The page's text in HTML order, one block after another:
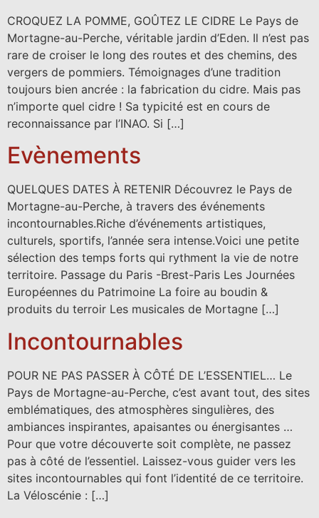
CROQUEZ LA POMME, GOÛTEZ LE CIDRE Le Pays de
Mortagne-au-Perche, véritable jardin d’Eden. Il n’est pas
rare de croiser le long des routes et des chemins, des
vergers de pommiers. Témoignages d’une tradition
toujours bien ancrée : la fabrication du cidre. Mais pas
n’importe quel cidre ! Sa typicité est en cours de
reconnaissance par l’INAO. Si […]
Evènements
QUELQUES DATES À RETENIR Découvrez le Pays de
Mortagne-au-Perche, à travers des événements
incontournables.Riche d’événements artistiques,
culturels, sportifs, l’année sera intense.Voici une petite
sélection des temps forts qui rythment la vie de notre
territoire. Passage du Paris -Brest-Paris Les Journées
Européennes du Patrimoine La foire au boudin &
produits du terroir Les musicales de Mortagne […]
Incontournables
POUR NE PAS PASSER À CÔTÉ DE L’ESSENTIEL… Le
Pays de Mortagne-au-Perche, c’est avant tout, des sites
emblématiques, des atmosphères singulières, des
ambiances inspirantes, apaisantes ou énergisantes …
Pour que votre découverte soit complète, ne passez
pas à côté de l’essentiel. Laissez-vous guider vers les
sites incontournables qui font l’identité de ce territoire.
La Véloscénie : […]